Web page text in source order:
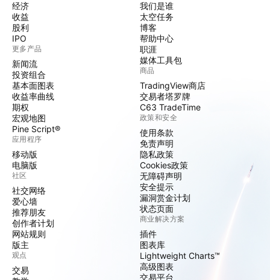
经济
收益
股利
IPO
更多产品
新闻流
投资组合
基本面图表
收益率曲线
期权
宏观地图
Pine Script®
应用程序
移动版
电脑版
社区
社交网络
爱心墙
推荐朋友
创作者计划
网站规则
版主
观点
交易
我们是谁
太空任务
博客
帮助中心
职涯
媒体工具包
商品
TradingView商店
交易者塔罗牌
C63 TradeTime
政策和安全
使用条款
免责声明
隐私政策
Cookies政策
无障碍声明
安全提示
漏洞赏金计划
状态页面
商业解决方案
插件
图表库
Lightweight Charts™
高级图表
交易平台